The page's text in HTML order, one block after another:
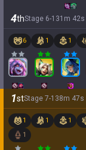
4thStage 6-1 31 m 42s
6 1 1
1stStage 7-1 38m 47s
1 1 1
1